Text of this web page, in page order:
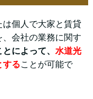
個人で大家と賃貸
会社の業務に関す
によって、 水道光
することが可能で